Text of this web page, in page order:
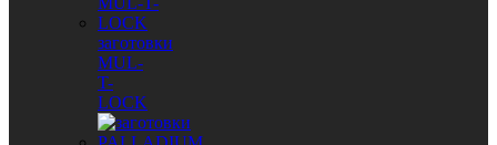
заготовки
MUL-
T-
LOCK